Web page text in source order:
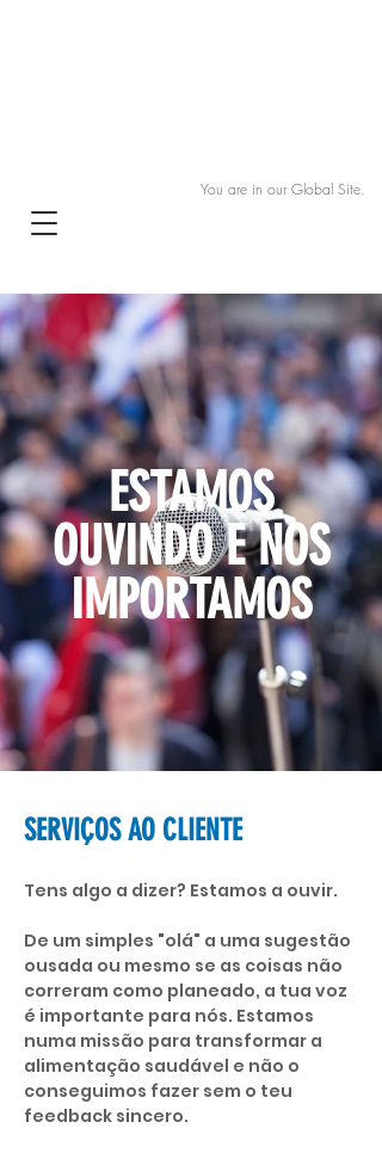
You are in our Global Site.
ESTAMOS
OUVINDO E NOS
IMPORTAMOS
SERVIÇOS AO CLIENTE
Tens algo a dizer? Estamos a ouvir.
De um simples "olá" a uma sugestão
ousada ou mesmo se as coisas não
correram como planeado, a tua voz
é importante para nós. Estamos
numa missão para transformar a
alimentação saudável e não o
conseguimos fazer sem o teu
feedback sincero.